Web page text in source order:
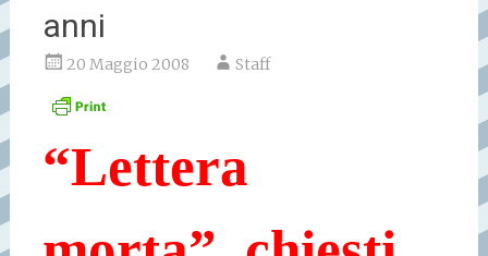
anni
20 Maggio 2008 Staff
“Lettera